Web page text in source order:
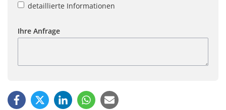
detaillierte Informationen
Ihre Anfrage